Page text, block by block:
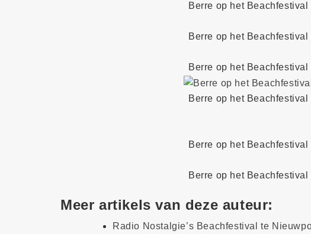
Berre op het
Berre op het
Berre op het
Berre op het
Berre op het
Berre op het
Meer artikels van deze auteur:
Radio Nostalgie’s Beachfestival te